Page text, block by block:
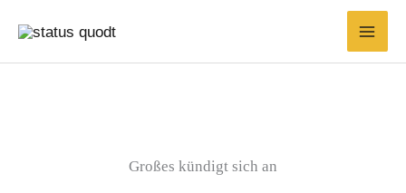
Inhalt
springen
Großes kündigt sich an
nach:
Preis